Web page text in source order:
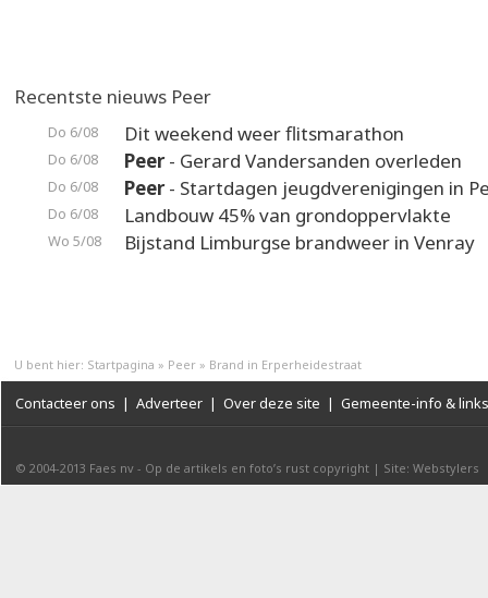
Recentste nieuws Peer
Do 6/08 Dit weekend weer flitsmarathon
Do 6/08 Peer- Gerard Vandersanden overleden
Do 6/08 Peer- Startdagen jeugdverenigingen in
Do 6/08 Landbouw 45% van grondoppervlakte
Wo 5/08 Bijstand Limburgse brandweer in Venray
U bent hier: Startpagina » Peer » Brand in Erperheidestraat
Contacteer ons | Adverteer | Over deze site | Gemeente-info & links
© 2004-2013 Faes nv - Op de artikels en foto’s rust copyright | Site: Webstylers